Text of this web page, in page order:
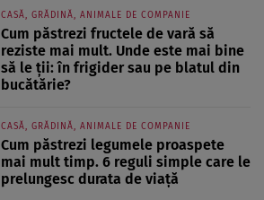
CASĂ, GRĂDINĂ, ANIMALE DE COMPANIE
Cum păstrezi fructele de vară să
reziste mai mult. Unde este mai bine
să le ții: în frigider sau pe blatul din
bucătărie?
CASĂ, GRĂDINĂ, ANIMALE DE COMPANIE
Cum păstrezi legumele proaspete
mai mult timp. 6 reguli simple care le
prelungesc durata de viață